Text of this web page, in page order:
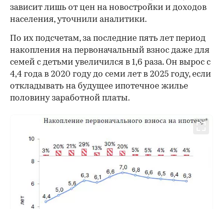
зависит лишь от цен на новостройки и доходов
населения, уточнили аналитики.
По их подсчетам, за последние пять лет период
накопления на первоначальный взнос даже для
семей с детьми увеличился в 1,6 раза. Он вырос с
4,4 года в 2020 году до семи лет в 2025 году, если
откладывать на будущее ипотечное жилье
половину заработной платы.